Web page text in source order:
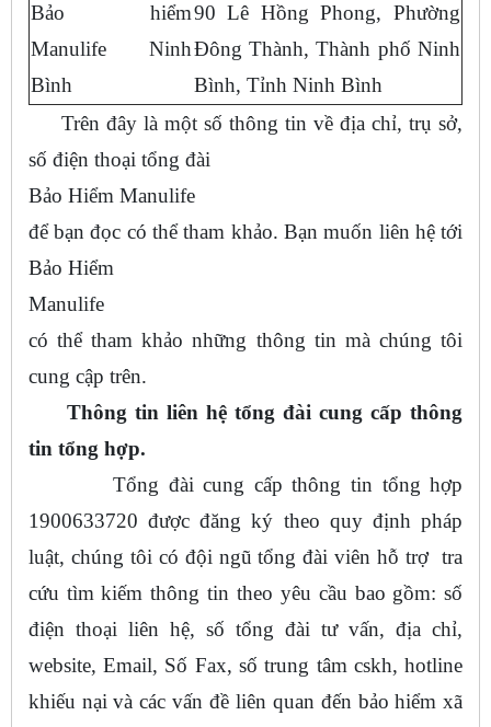
Bảo hiểm
Manulife Ninh
Bình
90 Lê Hồng Phong, Phường
Đông Thành, Thành phố Ninh
Bình, Tỉnh Ninh Bình
Trên đây là một số thông tin về địa chỉ, trụ sở,
số điện thoại tổng đài
Bảo Hiểm Manulife
để bạn đọc có thể tham khảo. Bạn muốn liên hệ tới
Bảo Hiểm
Manulife
có thể tham khảo những thông tin mà chúng tôi
cung cập trên.
Thông tin liên hệ tổng đài cung cấp thông
tin tổng hợp.
Tổng đài cung cấp thông tin tổng hợp
1900633720 được đăng ký theo quy định pháp
luật, chúng tôi có đội ngũ tổng đài viên hỗ trợ tra
cứu tìm kiếm thông tin theo yêu cầu bao gồm: số
điện thoại liên hệ, số tổng đài tư vấn, địa chỉ,
website, Email, Số Fax, số trung tâm cskh, hotline
khiếu nại và các vấn đề liên quan đến bảo hiểm xã